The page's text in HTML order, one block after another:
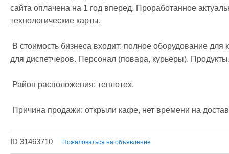
сайта оплачена на 1 год вперед. Проработанное
технологические карты.
для диспетчеров. Персонал (повара, курьеры).
Причина продажи: открыли кафе, нет времени на
ID 31463710 Пожаловаться на объявление